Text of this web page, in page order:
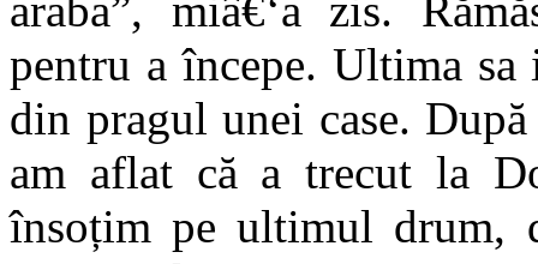
araba”, miâ€‘a zis.
pentru a începe. Ultima sa
din pragul unei case.
am aflat că a trecut la
însoțim pe ultimul drum,